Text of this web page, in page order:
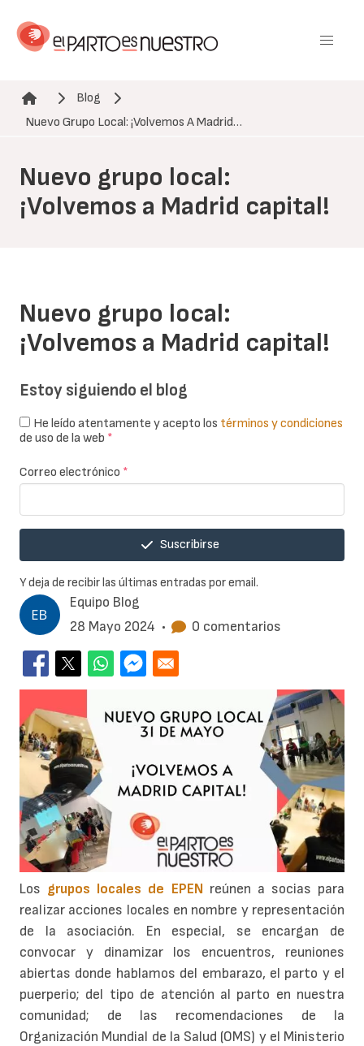
contenido
Ruta de navegación
Blog
Nuevo Grupo Local: ¡Volvemos A Madrid…
Nuevo grupo local:
¡Volvemos a Madrid capital!
Equipo Blog
28 Mayo 2024 • 0 comentarios
Nuevo grupo local:
¡Volvemos a Madrid capital!
Los grupos locales de EPEN reúnen a socias para
realizar acciones locales en nombre y representación
de la asociación. En especial, se encargan de
convocar y dinamizar los encuentros, reuniones
abiertas donde hablamos del embarazo, el parto y el
puerperio; del tipo de atención al parto en nuestra
comunidad; de las recomendaciones de la
Organización Mundial de la Salud (OMS) y el Ministerio
Estoy siguiendo el blog
He leído atentamente y acepto los términos y condiciones
de uso de la web *
Correo electrónico *
Suscribirse
Y deja de recibir las últimas entradas por email.